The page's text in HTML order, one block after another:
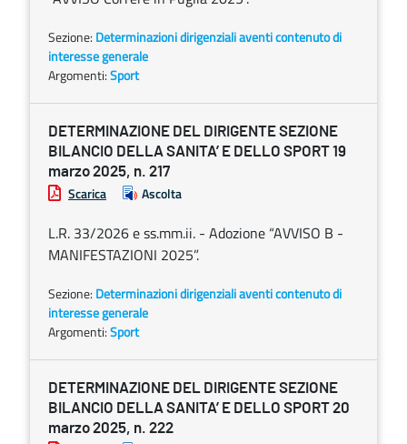
Sezione: Determinazioni dirigenziali aventi contenuto di
interesse generale
Argomenti:Sport
DETERMINAZIONE DEL DIRIGENTE SEZIONE
BILANCIO DELLA SANITA’ E DELLO SPORT 19
marzo 2025, n. 217
Scarica Ascolta
L.R. 33/2026 e ss.mm.ii. - Adozione “AVVISO B -
MANIFESTAZIONI 2025”.
Sezione: Determinazioni dirigenziali aventi contenuto di
interesse generale
Argomenti:Sport
DETERMINAZIONE DEL DIRIGENTE SEZIONE
BILANCIO DELLA SANITA’ E DELLO SPORT 20
marzo 2025, n. 222